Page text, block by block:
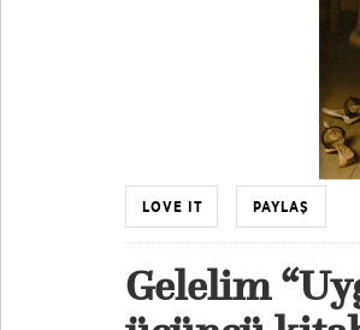
LOVE IT PAYLAŞ
Gelelim